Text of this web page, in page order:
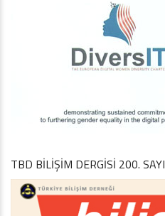
TBD BILIŞIM DERGISI 200. SAYI